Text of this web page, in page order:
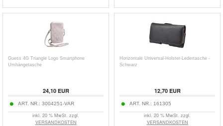
Guess 4G Triangle Logo Smartphone
Umhängetasche
24,10EUR
ART. NR.: 3004251-VAR
inkl. 20 % MwSt. zzgl.
VERSANDKOSTEN
Horizontale Universal-Holster-Ledertasche -
Schwarz
12,70EUR
ART. NR.: 161305
inkl. 20 % MwSt. zzgl.
VERSANDKOSTEN